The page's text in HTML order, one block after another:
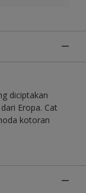
diciptakan
Eropa. Cat
kotoran